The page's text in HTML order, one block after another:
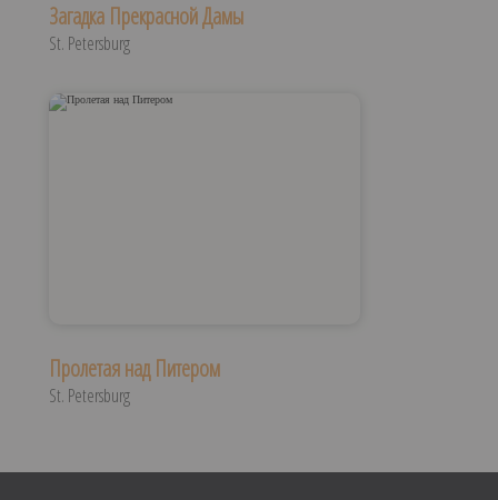
Загадка Прекрасной Дамы
St. Petersburg
Пролетая над Питером
St. Petersburg